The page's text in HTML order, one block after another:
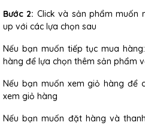
Bước 2: Click và sản phẩm muốn
up với các lựa chọn sau
Nếu bạn muốn tiếp tục mua
hàng để lựa chọn thêm sản phẩm
Nếu bạn muốn xem giỏ hàng để
xem giỏ hàng
Nếu bạn muốn đặt hàng và